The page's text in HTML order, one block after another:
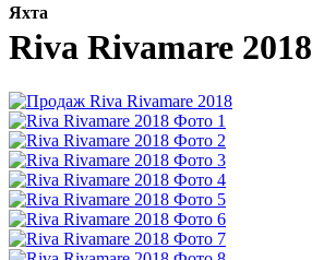
Яхта
Riva Rivamare 2018